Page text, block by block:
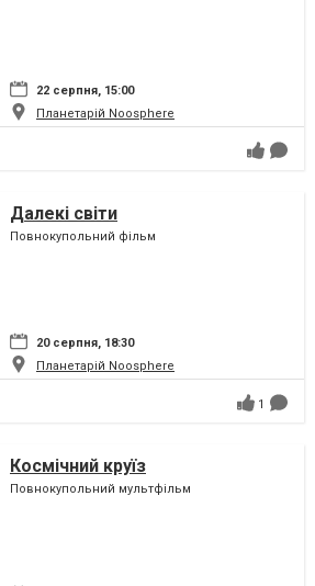
22 серпня, 15:00
Планетарій Noosphere
Далекі світи
Повнокупольний фільм
20 серпня, 18:30
Планетарій Noosphere
1
Космічний круїз
Повнокупольний мультфільм